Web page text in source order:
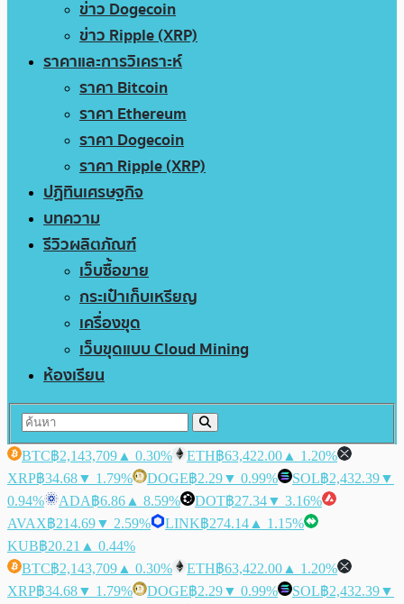
ข่าว Dogecoin
ข่าว Ripple (XRP)
ราคาและการวิเคราะห์
ราคา Bitcoin
ราคา Ethereum
ราคา Dogecoin
ราคา Ripple (XRP)
ปฏิทินเศรษฐกิจ
บทความ
รีวิวผลิตภัณฑ์
เว็บซื้อขาย
กระเป๋าเก็บเหรียญ
เครื่องขุด
เว็บขุดแบบ Cloud Mining
ห้องเรียน
BTC฿2,143,709 ▲ 0.30% ETH฿63,422.00 ▲ 1.20%
XRP฿34.68▼ 1.79% DOGE฿2.29▼ 0.99% SOL฿2,432.39▼
0.94%
ADA฿6.86 ▲ 8.59% DOT฿27.34▼ 3.16%
AVAX฿214.69▼ 2.59% LINK฿274.14 ▲ 1.15%
KUB฿20.21 ▲ 0.44%
BTC฿2,143,709 ▲ 0.30% ETH฿63,422.00 ▲ 1.20%
XRP฿34.68▼ 1.79% DOGE฿2.29▼ 0.99% SOL฿2,432.39▼